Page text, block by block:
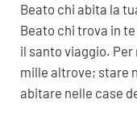
Beato chi abita la
Beato chi trova in
il santo viaggio.
mille altrove; stare
abitare nelle case